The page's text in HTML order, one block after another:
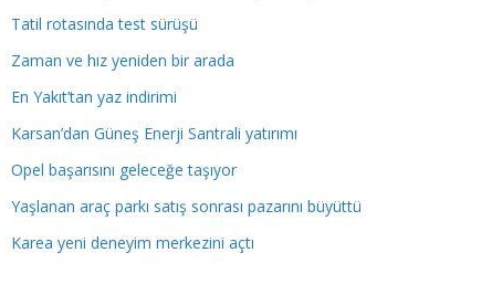
Tatil rotasında test sürüşü
Zaman ve hız yeniden bir arada
En Yakıt’tan yaz indirimi
Karsan’dan Güneş Enerji Santrali yatırımı
Opel başarısını geleceğe taşıyor
Yaşlanan araç parkı satış sonrası pazarını büyüttü
Karea yeni deneyim merkezini açtı